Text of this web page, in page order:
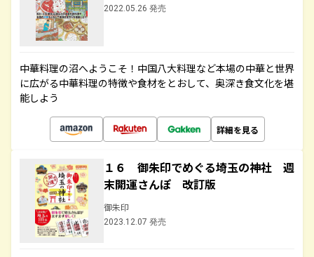
2022.05.26 発売
中華料理の沼へようこそ！中国八大料理など本場の中華と世界
に広がる中華料理の特徴や食材をとおして、奥深き食文化を堪
能しよう
詳細を見る
１６ 御朱印でめぐる埼玉の神社 週
末開運さんぽ 改訂版
御朱印
2023.12.07 発売